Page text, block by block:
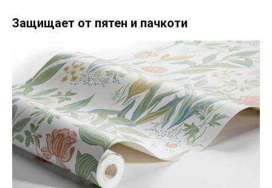
Защищает от пятен и пачкоти